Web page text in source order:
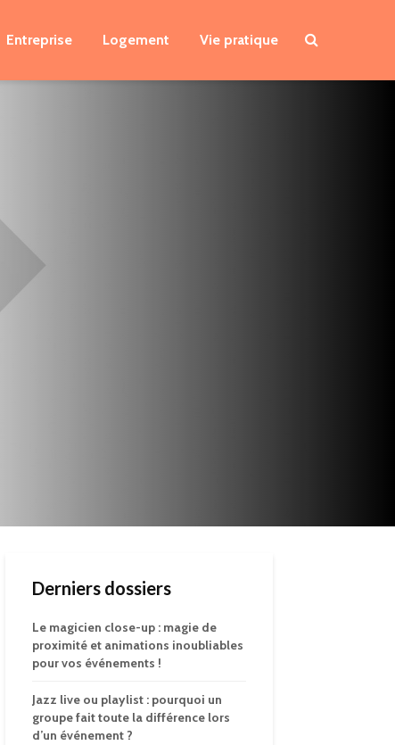
Entreprise Logement Vie pratique
Derniers dossiers
Le magicien close-up : magie de
proximité et animations inoubliables
pour vos événements !
Jazz live ou playlist : pourquoi un
groupe fait toute la différence lors
d’un événement ?